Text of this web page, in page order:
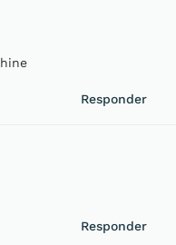
Responder
Responder